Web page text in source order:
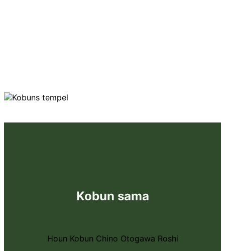
Kobun sama
Houn Kobun Chino Otogawa Roshi